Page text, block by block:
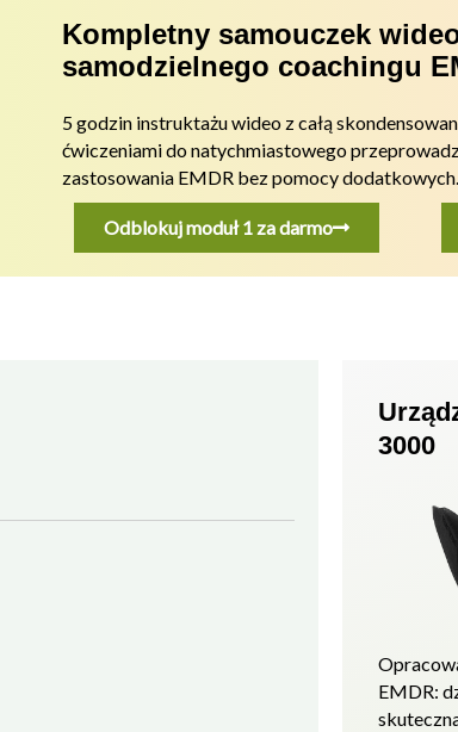
Kompletny samouczek
samodzielnego coachingu
5 godzin instruktażu wideo z całą
ćwiczeniami donatychmiastowego
zastosowania EMDR bez pomocy dodatkowych.
Odblokuj moduł 1 za darmo
3000
EMDR: